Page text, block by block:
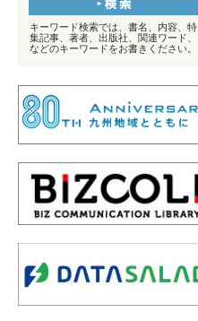
キーワード検索では、書名、内容、特
集記事、著者、出版社、関連ワード、
などのキーワードをお書きください。